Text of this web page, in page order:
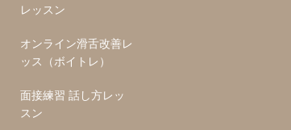
レッスン
オンライン滑舌改善レ
ッス（ボイトレ）
面接練習 話し方レッ
スン